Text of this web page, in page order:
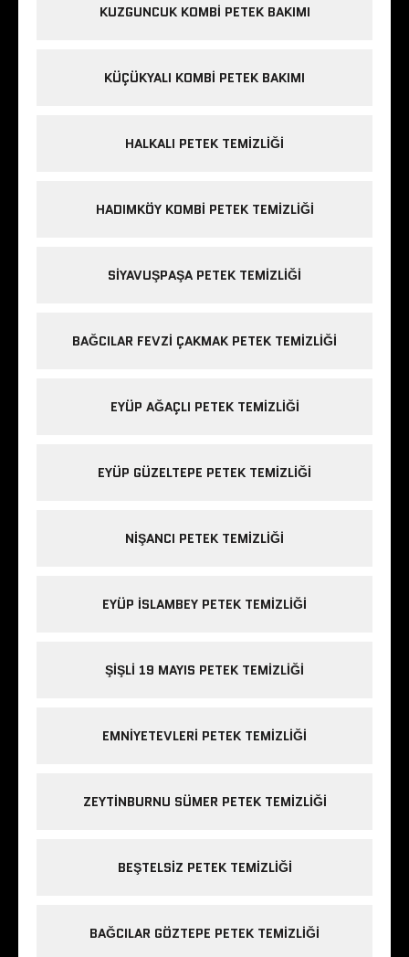
KUZGUNCUK KOMBI PETEK BAKIMI
KÜÇÜKYALI KOMBI PETEK BAKIMI
HALKALI PETEK TEMIZLIĞI
HADIMKÖY KOMBI PETEK TEMIZLIĞI
SIYAVUŞPAŞA PETEK TEMIZLIĞI
BAĞCILAR FEVZI ÇAKMAK PETEK TEMIZLIĞI
EYÜP AĞAÇLI PETEK TEMIZLIĞI
EYÜP GÜZELTEPE PETEK TEMIZLIĞI
NIŞANCI PETEK TEMIZLIĞI
EYÜP ISLAMBEY PETEK TEMIZLIĞI
ŞIŞLI 19 MAYIS PETEK TEMIZLIĞI
EMNIYETEVLERI PETEK TEMIZLIĞI
ZEYTINBURNU SÜMER PETEK TEMIZLIĞI
BEŞTELSIZ PETEK TEMIZLIĞI
BAĞCILAR GÖZTEPE PETEK TEMIZLIĞI